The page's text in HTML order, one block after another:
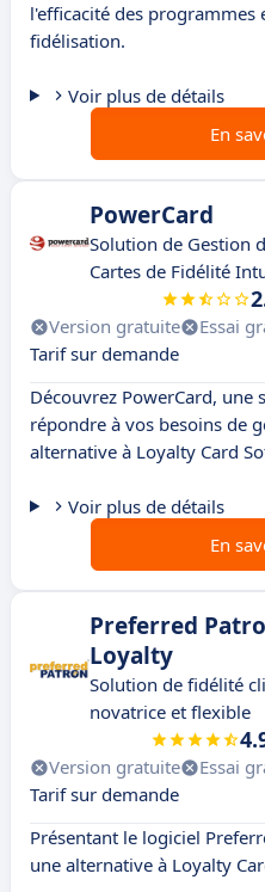
l'efficacité des programmes
fidélisation.
Voir plus de détails
En
PowerCard
Solution de Gestion
Cartes de Fidélité
Version gratuite Essai
Tarif sur demande
Découvrez PowerCard,
répondre à vos besoins de
alternative à Loyalty Card
Voir plus de détails
En
Preferred
Loyalty
Solution de fidélité
novatrice et flexible
Version gratuite Essai
Tarif sur demande
Présentant le logiciel
une alternative à Loyalty